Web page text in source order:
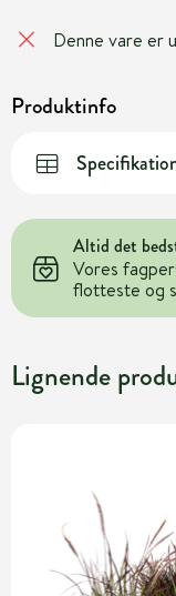
Denne vare er
Produktinfo
Altid det
Vores
flotteste og
Lignende